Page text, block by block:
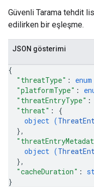
Güvenli Tarama tehdit
edilirken bir eşleşme.
JSON gösterimi
{
"threatType" :
"platformType" :
"threatEntryType" :
"threat" : {
object (
},
object (
},
"cacheDuration" :
}